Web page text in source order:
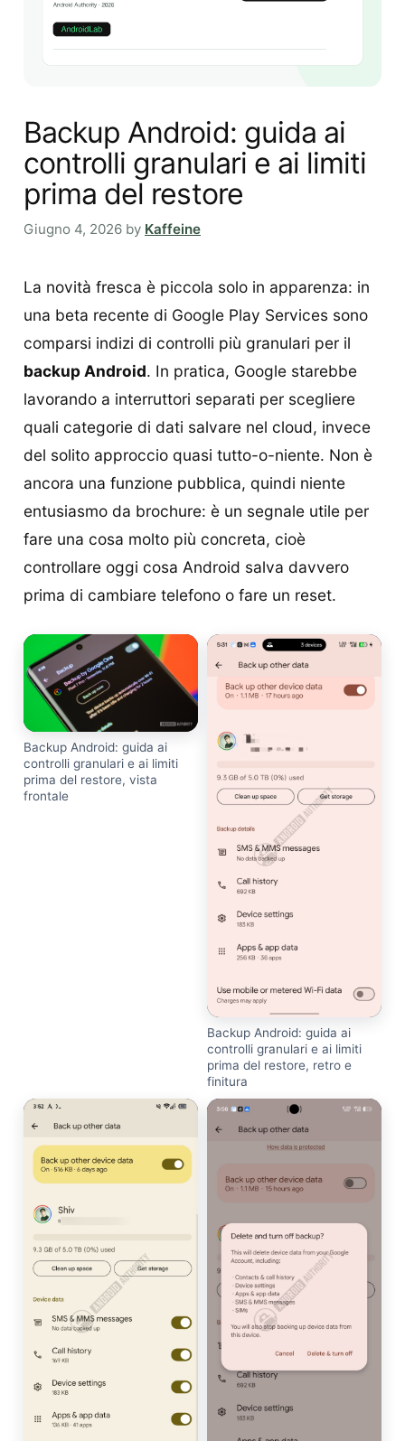
Backup Android: guida ai
controlli granulari e ai limiti
prima del restore
Giugno 4, 2026 by Kaffeine
La novità fresca è piccola solo in apparenza: in
una beta recente di Google Play Services sono
comparsi indizi di controlli più granulari per il
backup Android. In pratica, Google starebbe
lavorando a interruttori separati per scegliere
quali categorie di dati salvare nel cloud, invece
del solito approccio quasi tutto-o-niente. Non è
ancora una funzione pubblica, quindi niente
entusiasmo da brochure: è un segnale utile per
fare una cosa molto più concreta, cioè
controllare oggi cosa Android salva davvero
prima di cambiare telefono o fare un reset.
Backup Android: guida ai
controlli granulari e ai limiti
prima del restore, vista
frontale
Backup Android: guida ai
controlli granulari e ai limiti
prima del restore, retro e
finitura